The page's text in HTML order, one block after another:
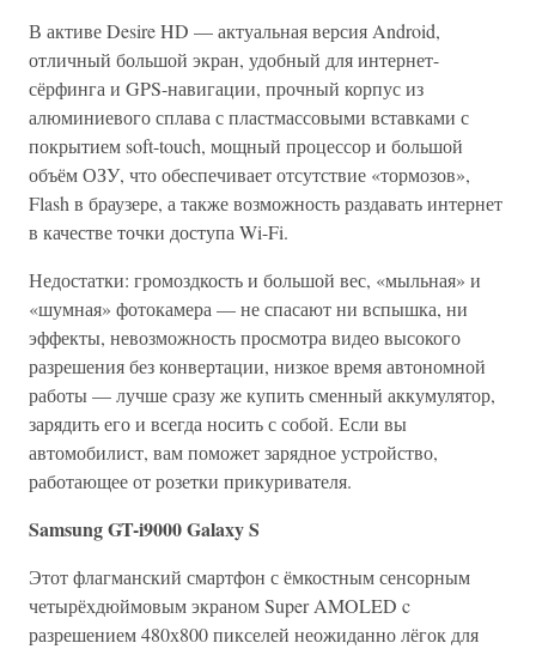
В активе Desire HD — актуальная версия Android,
отличный большой экран, удобный для интернет-
сёрфинга и GPS-навигации, прочный корпус из
алюминиевого сплава с пластмассовыми вставками с
покрытием soft-touch, мощный процессор и большой
объём ОЗУ, что обеспечивает отсутствие «тормозов»,
Flash в браузере, а также возможность раздавать интернет
в качестве точки доступа Wi-Fi.
Недостатки: громоздкость и большой вес, «мыльная» и
«шумная» фотокамера — не спасают ни вспышка, ни
эффекты, невозможность просмотра видео высокого
разрешения без конвертации, низкое время автономной
работы — лучше сразу же купить сменный аккумулятор,
зарядить его и всегда носить с собой. Если вы
автомобилист, вам поможет зарядное устройство,
работающее от розетки прикуривателя.
Samsung GT-i9000 Galaxy S
Этот флагманский смартфон с ёмкостным сенсорным
четырёхдюймовым экраном Super AMOLED c
разрешением 480х800 пикселей неожиданно лёгок для